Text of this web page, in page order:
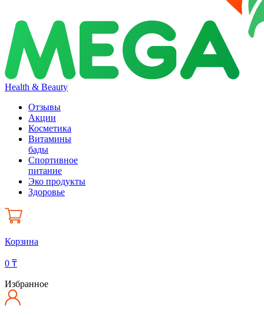
Health & Beauty
Отзывы
Акции
Косметика
Витамины
бады
Спортивное
питание
Эко продукты
Здоровье
Корзина
0 ₸
Избранное